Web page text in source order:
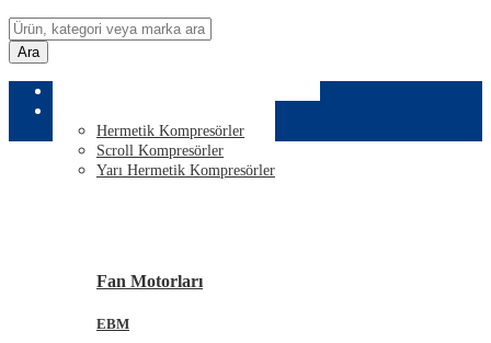
Ara
Hermetik Kompresörler
Scroll Kompresörler
Yarı Hermetik Kompresörler
Fan Motorları
EBM